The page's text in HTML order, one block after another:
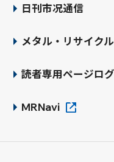
日刊市况通信
メタル・リサイク
読者専用ページロ
MRNavi